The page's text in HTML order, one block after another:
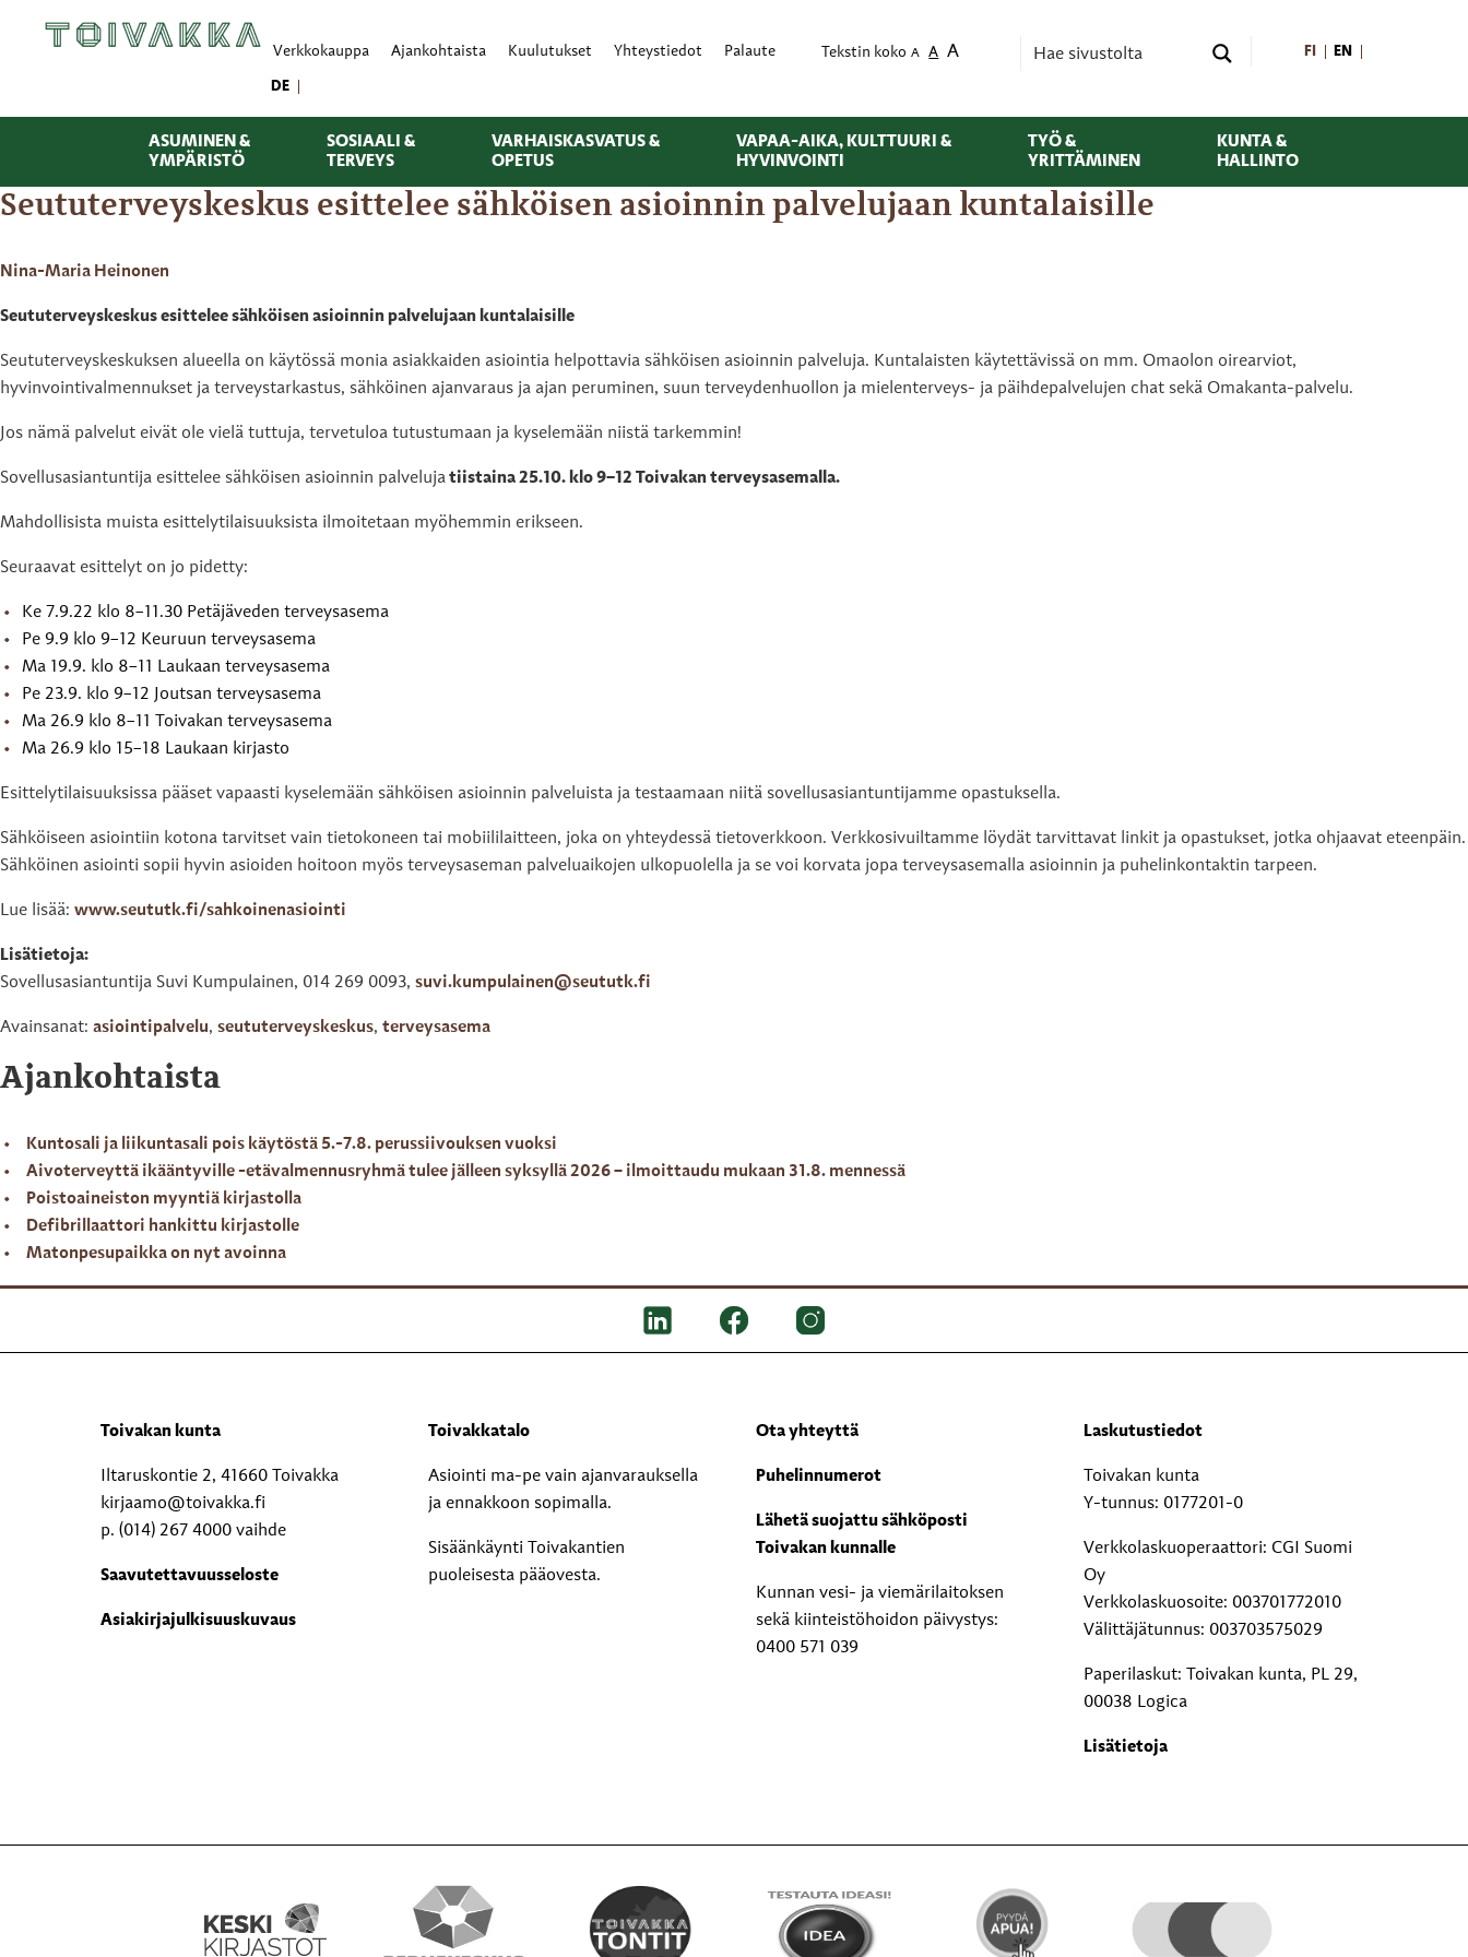
Verkkokauppa Ajankohtaista Kuulutukset Yhteystiedot Palaute Tekstin koko A A A FI EN
DE
ASUMINEN &
YMPÄRISTÖ
SOSIAALI &
TERVEYS
VARHAISKASVATUS &
OPETUS
VAPAA-AIKA, KULTTUURI &
HYVINVOINTI
TYÖ &
YRITTÄMINEN
KUNTA &
HALLINTO
Seututerveyskeskus esittelee sähköisen asioinnin palvelujaan kuntalaisille
Nina-Maria Heinonen
Seututerveyskeskus esittelee sähköisen asioinnin palvelujaan kuntalaisille
Seututerveyskeskuksen alueella on käytössä monia asiakkaiden asiointia helpottavia sähköisen asioinnin palveluja. Kuntalaisten käytettävissä on mm. Omaolon oirearviot,
hyvinvointivalmennukset ja terveystarkastus, sähköinen ajanvaraus ja ajan peruminen, suun terveydenhuollon ja mielenterveys- ja päihdepalvelujen chat sekä Omakanta-palvelu.
Jos nämä palvelut eivät ole vielä tuttuja, tervetuloa tutustumaan ja kyselemään niistä tarkemmin!
Sovellusasiantuntija esittelee sähköisen asioinnin palvelujatiistaina 25.10. klo 9–12 Toivakan terveysasemalla.
Mahdollisista muista esittelytilaisuuksista ilmoitetaan myöhemmin erikseen.
Seuraavat esittelyt on jo pidetty:
Ke 7.9.22 klo 8–11.30 Petäjäveden terveysasema
Pe 9.9 klo 9–12 Keuruun terveysasema
Ma 19.9. klo 8–11 Laukaan terveysasema
Pe 23.9. klo 9–12 Joutsan terveysasema
Ma 26.9 klo 8–11 Toivakan terveysasema
Ma 26.9 klo 15–18 Laukaan kirjasto
Esittelytilaisuuksissa pääset vapaasti kyselemään sähköisen asioinnin palveluista ja testaamaan niitä sovellusasiantuntijamme opastuksella.
Sähköiseen asiointiin kotona tarvitset vain tietokoneen tai mobiililaitteen, joka on yhteydessä tietoverkkoon. Verkkosivuiltamme löydät tarvittavat linkit ja opastukset, jotka ohjaavat eteenpäin.
Sähköinen asiointi sopii hyvin asioiden hoitoon myös terveysaseman palveluaikojen ulkopuolella ja se voi korvata jopa terveysasemalla asioinnin ja puhelinkontaktin tarpeen.
Lue lisää: www.seututk.fi/sahkoinenasiointi
Lisätietoja:
Sovellusasiantuntija Suvi Kumpulainen, 014 269 0093, suvi.kumpulainen@seututk.fi
Avainsanat: asiointipalvelu, seututerveyskeskus, terveysasema
Ajankohtaista
Kuntosali ja liikuntasali pois käytöstä 5.-7.8. perussiivouksen vuoksi
Aivoterveyttä ikääntyville -etävalmennusryhmä tulee jälleen syksyllä 2026 – ilmoittaudu mukaan 31.8. mennessä
Poistoaineiston myyntiä kirjastolla
Defibrillaattori hankittu kirjastolle
Matonpesupaikka on nyt avoinna
Toivakan kunta
Iltaruskontie 2, 41660 Toivakka
kirjaamo@toivakka.fi
p. (014) 267 4000 vaihde
Saavutettavuusseloste
Asiakirjajulkisuuskuvaus
Toivakkatalo
Asiointi ma-pe vain ajanvarauksella
ja ennakkoon sopimalla.
Sisäänkäynti Toivakantien
puoleisesta pääovesta.
Ota yhteyttä
Puhelinnumerot
Lähetä suojattu sähköposti
Toivakan kunnalle
Kunnan vesi- ja viemärilaitoksen
sekä kiinteistöhoidon päivystys:
0400 571 039
Laskutustiedot
Toivakan kunta
Y-tunnus: 0177201-0
Verkkolaskuoperaattori: CGI Suomi
Oy
Verkkolaskuosoite: 003701772010
Välittäjätunnus: 003703575029
Paperilaskut: Toivakan kunta, PL 29,
00038 Logica
Lisätietoja